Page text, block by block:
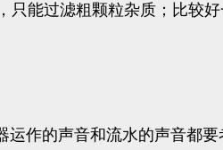
能过滤粗颗粒杂质；比较
作的声音和流水的声音都要